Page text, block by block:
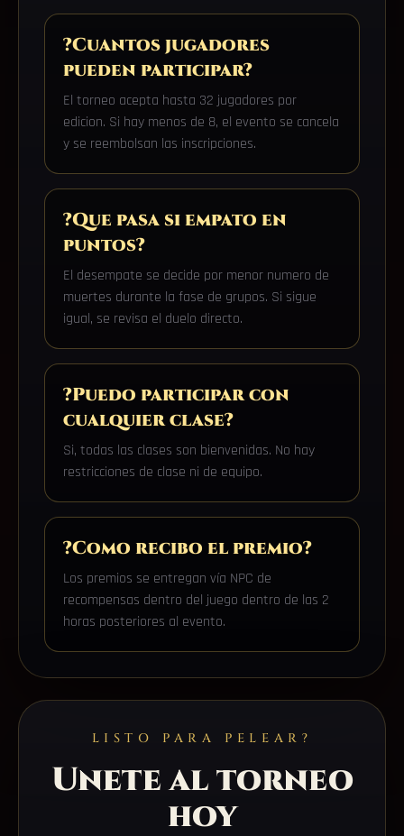
?Cuantos jugadores
pueden participar?
El torneo acepta hasta 32 jugadores por
edicion. Si hay menos de 8, el evento se cancela
y se reembolsan las inscripciones.
?Que pasa si empato en
puntos?
El desempate se decide por menor numero de
muertes durante la fase de grupos. Si sigue
igual, se revisa el duelo directo.
?Puedo participar con
cualquier clase?
Si, todas las clases son bienvenidas. No hay
restricciones de clase ni de equipo.
?Como recibo el premio?
Los premios se entregan vía NPC de
recompensas dentro del juego dentro de las 2
horas posteriores al evento.
LISTO PARA PELEAR?
Unete al torneo
hoy